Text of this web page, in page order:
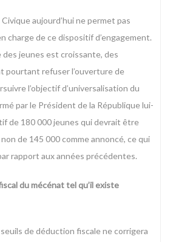
aujourd’hui ne permet pas
charge de ce dispositif d’engagement.
des jeunes est croissante, des
pourtant refuser l’ouverture de
l’objectif d’universalisation du
par le Président de la République lui-
de 180 000 jeunes qui devrait être
de 145 000 comme annoncé, ce qui
rapport aux années précédentes.
du mécénat tel qu’il existe
seuils de déduction fiscale ne corrigera